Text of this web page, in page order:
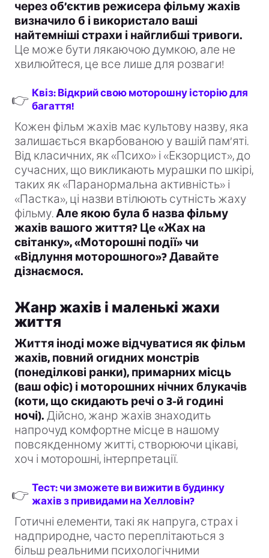
через об’єктив режисера фільму жахів
визначило б і використало ваші
найтемніші страхи і найглибші тривоги.
Це може бути лякаючою думкою, але не
хвилюйтеся, це все лише для розваги!
👉 Квіз: Відкрий свою моторошну історію для
багаття!
Кожен фільм жахів має культову назву, яка
залишається вкарбованою у вашій пам’яті.
Від класичних, як «Психо» і «Екзорцист», до
сучасних, що викликають мурашки по шкірі,
таких як «Паранормальна активність» і
«Пастка», ці назви втілюють сутність жаху
фільму.Але якою була б назва фільму
жахів вашого життя? Це «Жах на
світанку», «Моторошні події» чи
«Відлуння моторошного»? Давайте
дізнаємося.
Жанр жахів і маленькі жахи
життя
Життя іноді може відчуватися як фільм
жахів, повний огидних монстрів
(понеділкові ранки), примарних місць
(ваш офіс) і моторошних нічних блукачів
(коти, що скидають речі о 3-й годині
ночі). Дійсно, жанр жахів знаходить
напрочуд комфортне місце в нашому
повсякденному житті, створюючи цікаві,
хоч і моторошні, інтерпретації.
👉 Тест: чи зможете ви вижити в будинку
жахів з привидами на Хелловін?
Готичні елементи, такі як напруга, страх і
надприродне, часто переплітаються з
більш реальними психологічними